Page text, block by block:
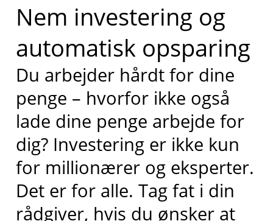
Nem investering og
automatisk opsparing
Du arbejder hårdt for dine
penge – hvorfor ikke også
lade dine penge arbejde for
dig? Investering er ikke kun
for millionærer og eksperter.
Det er for alle. Tag fat i din
rådgiver, hvis du ønsker at